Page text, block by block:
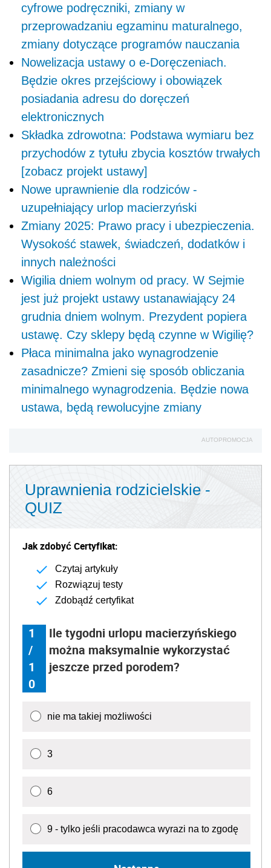
cyfrowe podręczniki, zmiany w
przeprowadzaniu egzaminu maturalnego,
zmiany dotyczące programów nauczania
Nowelizacja ustawy o e-Doręczeniach.
Będzie okres przejściowy i obowiązek
posiadania adresu do doręczeń
elektronicznych
Składka zdrowotna: Podstawa wymiaru bez
przychodów z tytułu zbycia kosztów trwałych
[zobacz projekt ustawy]
Nowe uprawnienie dla rodziców -
uzupełniający urlop macierzyński
Zmiany 2025: Prawo pracy i ubezpieczenia.
Wysokość stawek, świadczeń, dodatków i
innych należności
Wigilia dniem wolnym od pracy. W Sejmie
jest już projekt ustawy ustanawiający 24
grudnia dniem wolnym. Prezydent popiera
ustawę. Czy sklepy będą czynne w Wigilię?
Płaca minimalna jako wynagrodzenie
zasadnicze? Zmieni się sposób obliczania
minimalnego wynagrodzenia. Będzie nowa
ustawa, będą rewolucyjne zmiany
AUTOPROMOCJA
Uprawnienia rodzicielskie -
QUIZ
Jak zdobyć Certyfikat:
Czytaj artykuły
Rozwiązuj testy
Zdobądź certyfikat
1
/
1
0
Ile tygodni urlopu macierzyńskiego
można maksymalnie wykorzystać
jeszcze przed porodem?
nie ma takiej możliwości
3
6
9 - tylko jeśli pracodawca wyrazi na to zgodę